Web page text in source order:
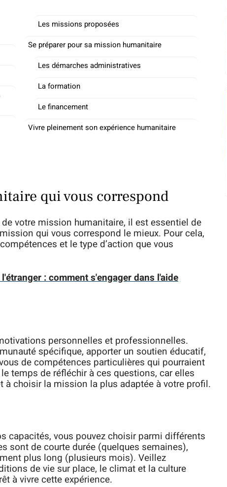
Les missions proposées
Se préparer pour sa mission humanitaire
Les démarches administratives
La formation
Le financement
Vivre pleinement son expérience humanitaire
qui vous correspond
votre mission humanitaire, il est essentiel de
qui vous correspond le mieux. Pour cela,
et le type d’action que vous
: comment s'engager dans l'aide
personnelles et professionnelles.
spécifique, apporter un soutien éducatif,
de compétences particulières qui pourraient
temps de réfléchir à ces questions, car elles
à choisir la mission la plus adaptée à votre profil.
capacités, vous pouvez choisir parmi différents
sont de courte durée (quelques semaines),
plus long (plusieurs mois). Veillez
de vie sur place, le climat et la culture
à vivre cette expérience.